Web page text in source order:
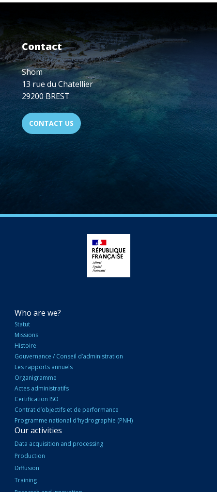
Contact
Shom
13 rue du Chatellier
29200 BREST
CONTACT US
NAVIGATION
PRINCIPALE
Who are we?
Statut
Missions
Histoire
Gouvernance / Conseil d’administration
Les rapports annuels
Organigramme
Actes administratifs
Certification ISO
Contrat d’objectifs et de performance
Programme national d'hydrographie (PNH)
Our activities
Data acquisition and processing
Production
Diffusion
Training